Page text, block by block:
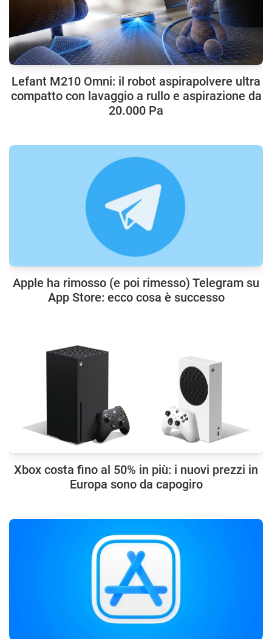
Lefant M210 Omni: il robot aspirapolvere ultra
compatto con lavaggio a rullo e aspirazione da
20.000 Pa
Apple ha rimosso (e poi rimesso) Telegram su
App Store: ecco cosa è successo
Xbox costa fino al 50% in più: i nuovi prezzi in
Europa sono da capogiro